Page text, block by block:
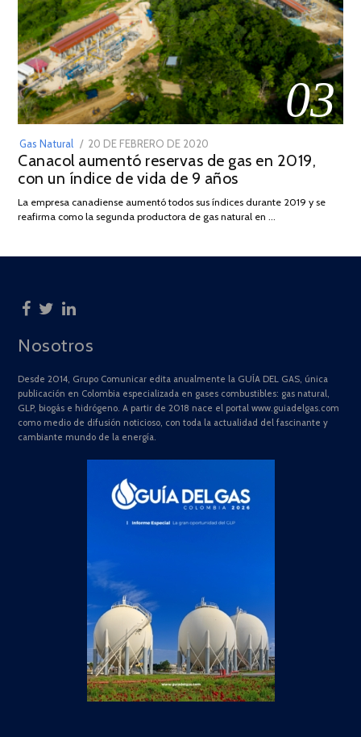
03
Gas Natural
POSTED
ON
20 DE FEBRERO DE 2020
DE
JULIO
2025
Canacol aumentó reservas de gas en 2019,
con un índice de vida de 9 años
La empresa canadiense aumentó todos sus índices durante 2019 y se
reafirma como la segunda productora de gas natural en …
Nosotros
Desde 2014, Grupo Comunicar edita anualmente la GUÍA DEL GAS, única
publicación en Colombia especializada en gases combustibles: gas natural,
GLP, biogás e hidrógeno. A partir de 2018 nace el portal www.guiadelgas.com
como medio de difusión noticioso, con toda la actualidad del fascinante y
cambiante mundo de la energía.